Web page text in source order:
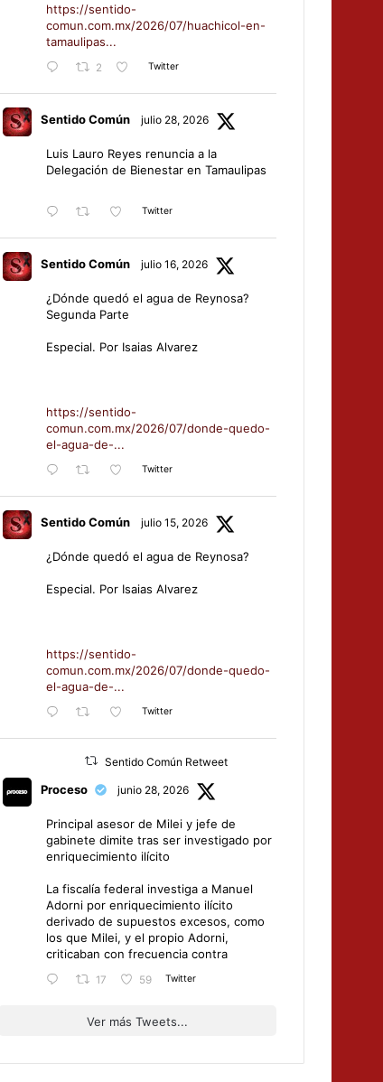
https://sentido-
comun.com.mx/2026/07/huachicol-en-
tamaulipas...
2 Twitter
Sentido Común julio 28, 2026
Luis Lauro Reyes renuncia a la
Delegación de Bienestar en Tamaulipas
Twitter
Sentido Común julio 16, 2026
¿Dónde quedó el agua de Reynosa?
Segunda Parte
Especial. Por Isaias Alvarez
https://sentido-
comun.com.mx/2026/07/donde-quedo-
el-agua-de-...
Twitter
Sentido Común julio 15, 2026
¿Dónde quedó el agua de Reynosa?
Especial. Por Isaias Alvarez
https://sentido-
comun.com.mx/2026/07/donde-quedo-
el-agua-de-...
Twitter
Sentido Común Retweet
Proceso junio 28, 2026
Principal asesor de Milei y jefe de
gabinete dimite tras ser investigado por
enriquecimiento ilícito
La fiscalía federal investiga a Manuel
Adorni por enriquecimiento ilícito
derivado de supuestos excesos, como
los que Milei, y el propio Adorni,
criticaban con frecuencia contra
17 59 Twitter
Ver más Tweets...